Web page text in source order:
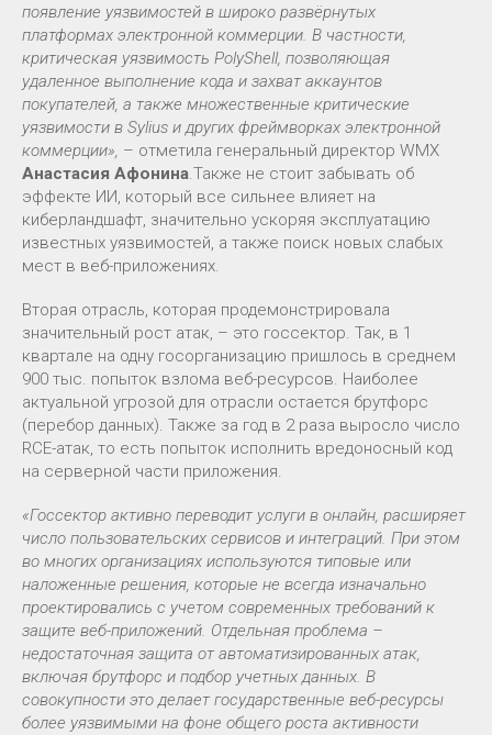
появление уязвимостей в широко развёрнутых
платформах электронной коммерции. В частности,
критическая уязвимость PolyShell, позволяющая
удаленное выполнение кода и захват аккаунтов
покупателей, а также множественные критические
уязвимости в Sylius и других фреймворках электронной
коммерции», – отметила генеральный директор WMX
Анастасия Афонина.Также не стоит забывать об
эффекте ИИ, который все сильнее влияет на
киберландшафт, значительно ускоряя эксплуатацию
известных уязвимостей, а также поиск новых слабых
мест в веб-приложениях.
Вторая отрасль, которая продемонстрировала
значительный рост атак, – это госсектор. Так, в 1
квартале на одну госорганизацию пришлось в среднем
900 тыс. попыток взлома веб-ресурсов. Наиболее
актуальной угрозой для отрасли остается брутфорс
(перебор данных). Также за год в 2 раза выросло число
RCE-атак, то есть попыток исполнить вредоносный код
на серверной части приложения.
«Госсектор активно переводит услуги в онлайн, расширяет
число пользовательских сервисов и интеграций. При этом
во многих организациях используются типовые или
наложенные решения, которые не всегда изначально
проектировались с учетом современных требований к
защите веб-приложений. Отдельная проблема –
недостаточная защита от автоматизированных атак,
включая брутфорс и подбор учетных данных. В
совокупности это делает государственные веб-ресурсы
более уязвимыми на фоне общего роста активности